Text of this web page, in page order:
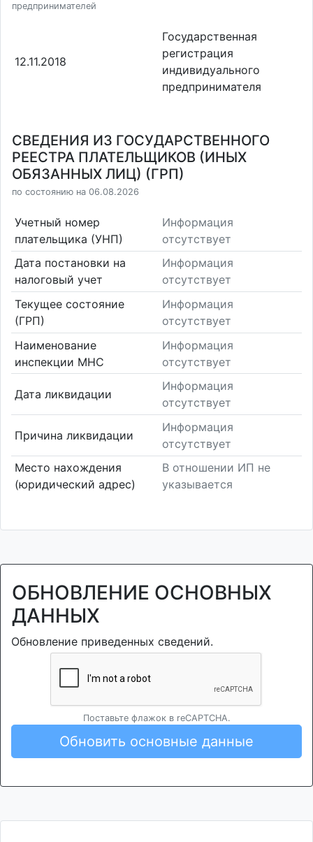
предпринимателей
12.11.2018
Государственная
регистрация
индивидуального
предпринимателя
СВЕДЕНИЯ ИЗ ГОСУДАРСТВЕННОГО
РЕЕСТРА ПЛАТЕЛЬЩИКОВ (ИНЫХ
ОБЯЗАННЫХ ЛИЦ) (ГРП)
по состоянию на 06.08.2026
Учетный номер
плательщика (УНП)
Информация
отсутствует
Дата постановки на
налоговый учет
Информация
отсутствует
Текущее состояние
(ГРП)
Информация
отсутствует
Наименование
инспекции МНС
Информация
отсутствует
Дата ликвидации
Информация
отсутствует
Причина ликвидации
Информация
отсутствует
Место нахождения
(юридический адрес)
В отношении ИП не
указывается
ОБНОВЛЕНИЕ ОСНОВНЫХ
ДАННЫХ
Обновление приведенных сведений.
Поставьте флажок в reCAPTCHA.
Обновить основные данные